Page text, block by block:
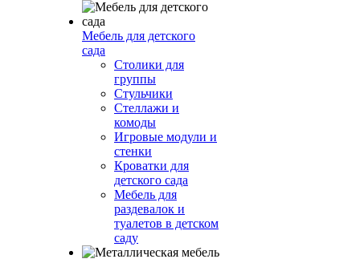
Мебель для детского
сада
Столики для
группы
Стульчики
Стеллажи и
комоды
Игровые модули и
стенки
Кроватки для
детского сада
Мебель для
раздевалок и
туалетов в детском
саду